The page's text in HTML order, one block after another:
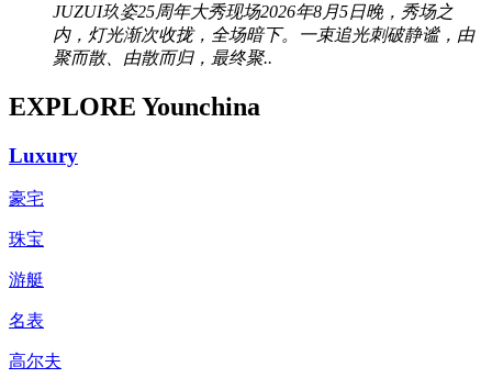
JUZUI玖姿25周年大秀现场2026年8月5日晚，秀场之
内，灯光渐次收拢，全场暗下。一束追光刺破静谧，由
聚而散、由散而归，最终聚..
EXPLORE Younchina
Luxury
豪宅
珠宝
游艇
名表
高尔夫